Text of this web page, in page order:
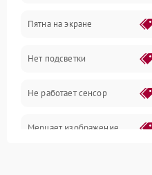
Проблемы с питанием,
Проблемы с работой
Пятна на экране
Нет подсветки
Не работает сенсор
Мерцает изображение